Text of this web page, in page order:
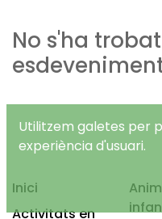
No s'ha
Inici
Activitats en
Utilitzem galetes per
experiència d'usuari.